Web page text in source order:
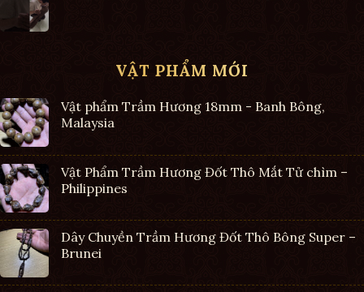
VẬT PHẨM MỚI
Vật phẩm Trầm Hương 18mm - Banh Bông,
Malaysia
Vật Phẩm Trầm Hương Đốt Thô Mắt Tử chìm –
Philippines
Dây Chuyền Trầm Hương Đốt Thô Bông Super –
Brunei